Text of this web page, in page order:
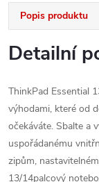
Popis produktu
Detailní
ThinkPad Essential
výhodami, které od
očekáváte. Sbalte a
uspořádanému
zipům,
13/14palcový